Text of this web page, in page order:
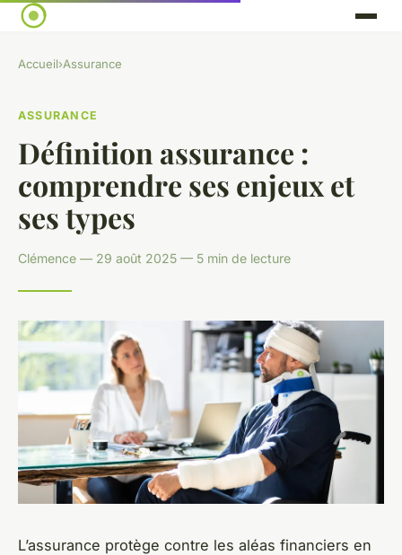
Accueil›Assurance
ASSURANCE
Définition assurance :
comprendre ses enjeux et
ses types
Clémence — 29 août 2025 — 5 min de lecture
L’assurance protège contre les aléas financiers en